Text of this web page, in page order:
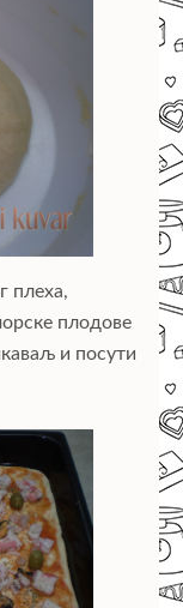
плеха,
плодове
и посути